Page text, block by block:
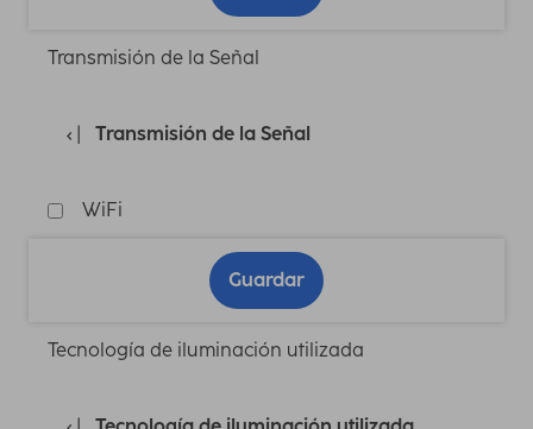
Transmisión de la Señal
Transmisión de la Señal
WiFi
Guardar
Tecnología de iluminación utilizada